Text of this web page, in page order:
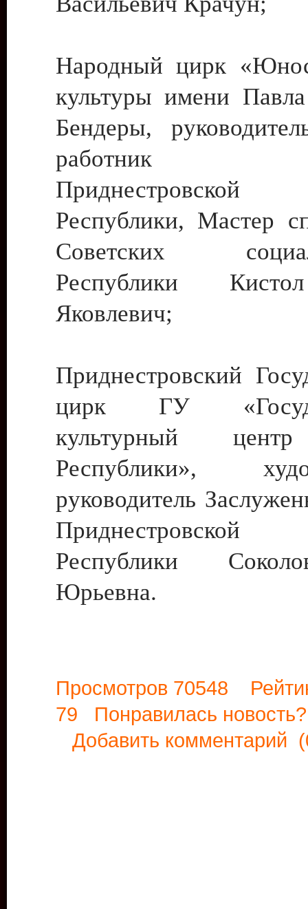
Народный цирк
культуры имени
Бендеры,
работник
Приднестровской
Республики, Мастер
Советских
Республики
Яковлевич;
Приднестровский
цирк ГУ
культурный
Республики»,
руководитель
Приднестровской
Республики
Юрьевна.
Просмотров 70548
79 Понравилась
Добавить комментарий